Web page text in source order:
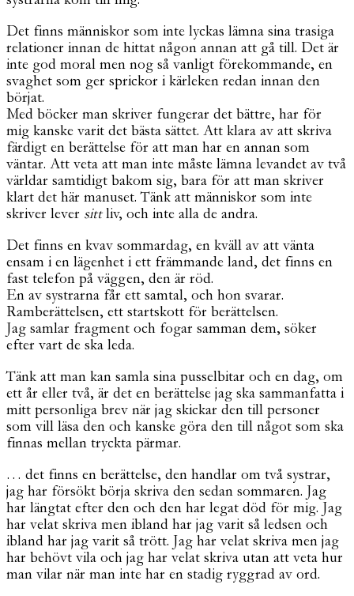
Det finns människor som inte lyckas lämna sina trasiga
relationer innan de hittat någon annan att gå till. Det är
inte god moral men nog så vanligt förekommande, en
svaghet som ger sprickor i kärleken redan innan den
börjat.
Med böcker man skriver fungerar det bättre, har för
mig kanske varit det bästa sättet. Att klara av att skriva
färdigt en berättelse för att man har en annan som
väntar. Att veta att man inte måste lämna levandet av två
världar samtidigt bakom sig, bara för att man skriver
klart det här manuset. Tänk att människor som inte
skriver lever sittliv, och inte alla de andra.
Det finns en kvav sommardag, en kväll av att vänta
ensam i en lägenhet i ett främmande land, det finns en
fast telefon på väggen, den är röd.
En av systrarna får ett samtal, och hon svarar.
Ramberättelsen, ett startskott för berättelsen.
Jag samlar fragment och fogar samman dem, söker
efter vart de ska leda.
Tänk att man kan samla sina pusselbitar och en dag, om
ett år eller två, är det en berättelse jag ska sammanfatta i
mitt personliga brev när jag skickar den till personer
som vill läsa den och kanske göra den till något som ska
finnas mellan tryckta pärmar.
… det finns en berättelse, den handlar om två systrar,
jag har försökt börja skriva den sedan sommaren. Jag
har längtat efter den och den har legat död för mig. Jag
har velat skriva men ibland har jag varit så ledsen och
ibland har jag varit så trött. Jag har velat skriva men jag
har behövt vila och jag har velat skriva utan att veta hur
man vilar när man inte har en stadig ryggrad av ord.